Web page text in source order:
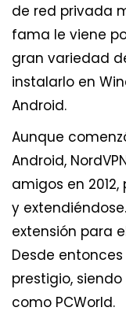
de red privada
fama le viene
gran variedad
instalarlo en
Android.
Aunque
Android,
amigos en
y
extensión para
Desde
prestigio,
como PCWorld.